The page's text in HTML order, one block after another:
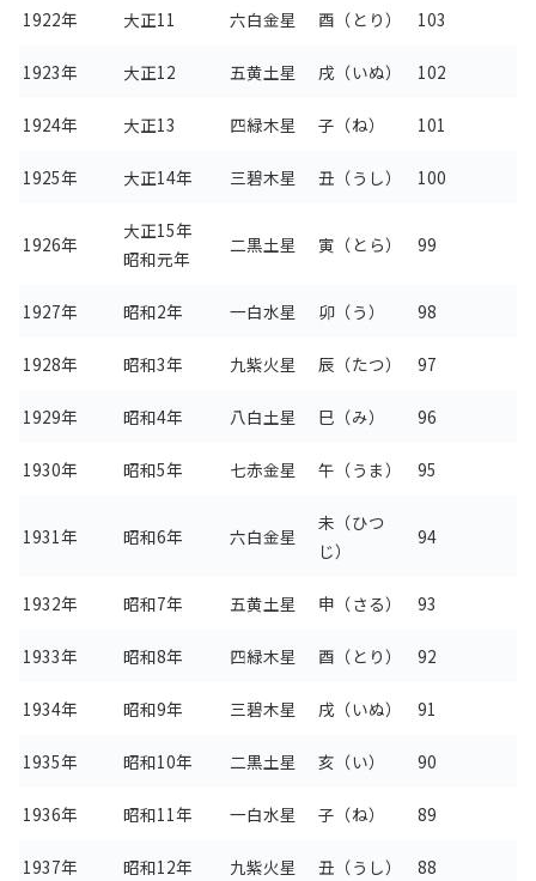
1922年 大正11 六白金星 酉（とり） 103
1923年 大正12 五黄土星 戌（いぬ） 102
1924年 大正13 四緑木星 子（ね） 101
1925年 大正14年 三碧木星 丑（うし） 100
1926年
大正15年
昭和元年
二黒土星 寅（とら） 99
1927年 昭和2年 一白水星 卯（う） 98
1928年 昭和3年 九紫火星 辰（たつ） 97
1929年 昭和4年 八白土星 巳（み） 96
1930年 昭和5年 七赤金星 午（うま） 95
1931年 昭和6年 六白金星
未（ひつ
じ）
94
1932年 昭和7年 五黄土星 申（さる） 93
1933年 昭和8年 四緑木星 酉（とり） 92
1934年 昭和9年 三碧木星 戌（いぬ） 91
1935年 昭和10年 二黒土星 亥（い） 90
1936年 昭和11年 一白水星 子（ね） 89
1937年 昭和12年 九紫火星 丑（うし） 88